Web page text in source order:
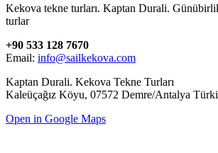
Kekova tekne turları. Kaptan Durali.
turlar
+90 533 128 7670
Email: info@sailkekova.com
Kaptan Durali. Kekova Tekne Turları
Kaleüçağız Köyu, 07572 Demre/Antalya
Open in Google Maps